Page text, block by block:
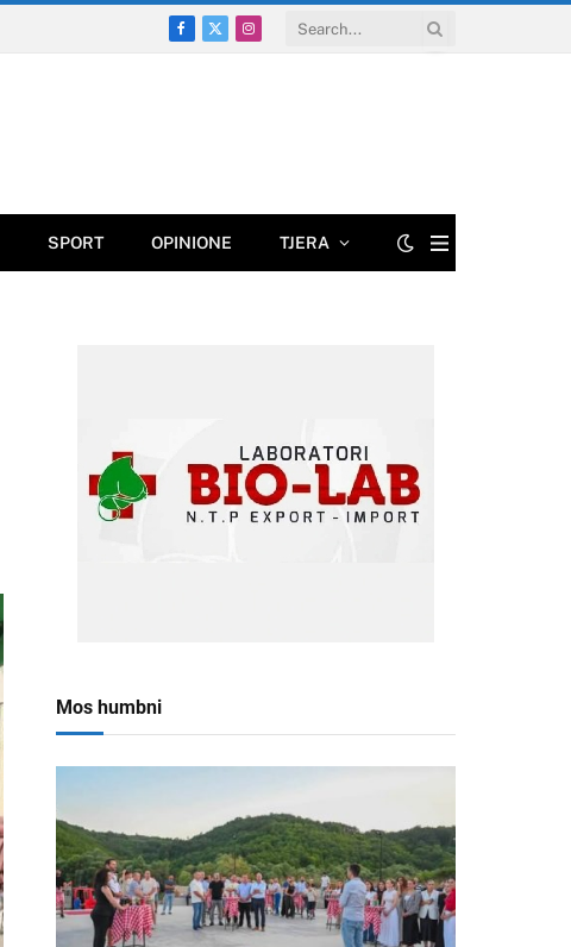
Facebook
X
Instagram
SPORT OPINIONE TJERA
Mos humbni